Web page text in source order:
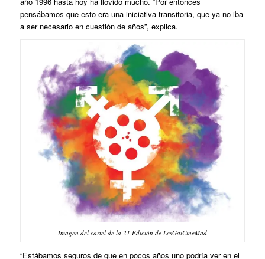
pensábamos que esto era una iniciativa transitoria, que ya no iba
a ser necesario en cuestión de años”, explica.
Imagen del cartel de la 21 Edición de LesGaiCineMad
“Estábamos seguros de que en pocos años uno podría ver en el